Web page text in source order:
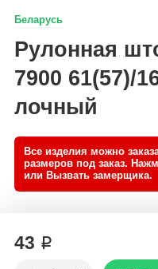
Беларусь
Рулонная
7900 61(57)/
лочный
43 ₽